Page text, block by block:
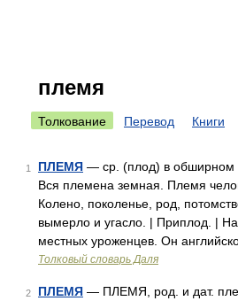
племя
Толкование Перевод Книги
1 ПЛЕМЯ — ср. (плод) в обширном
Вся племена земная. Племя
Колено, поколенье, род,
вымерло и угасло. | Приплод. |
местных уроженцев. Он
Толковый словарь Даля
2 ПЛЕМЯ — ПЛЕМЯ, род. и дат.